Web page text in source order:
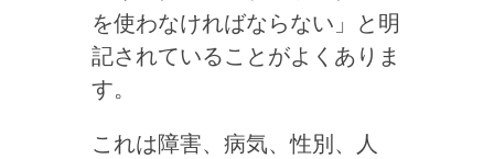
を使わなければならない」と明
記されていることがよくありま
す。
これは障害、病気、性別、人